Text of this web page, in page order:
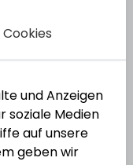
anzeigen
und Anzeigen
soziale Medien
auf unsere
geben wir